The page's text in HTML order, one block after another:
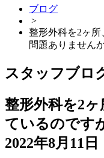
ブログ
>
整形外科を2ヶ
問題ありません
スタッフブロ
整形外科を2
ているのです
2022年8月11日